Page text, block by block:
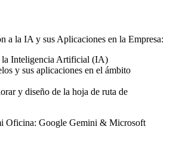
a la IA y sus Aplicaciones en la Empresa:
la Inteligencia Artificial (IA)
y sus aplicaciones en el ámbito
y diseño de la hoja de ruta de
Oficina: Google Gemini & Microsoft